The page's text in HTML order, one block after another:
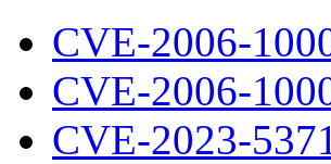
CVE-2006-
CVE-2006-
CVE-2023-